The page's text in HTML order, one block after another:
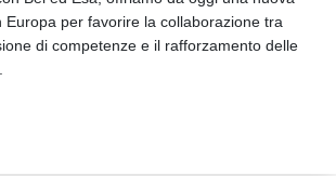
Europa per favorire la collaborazione tra
di competenze e il rafforzamento delle